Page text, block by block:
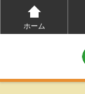
ホーム